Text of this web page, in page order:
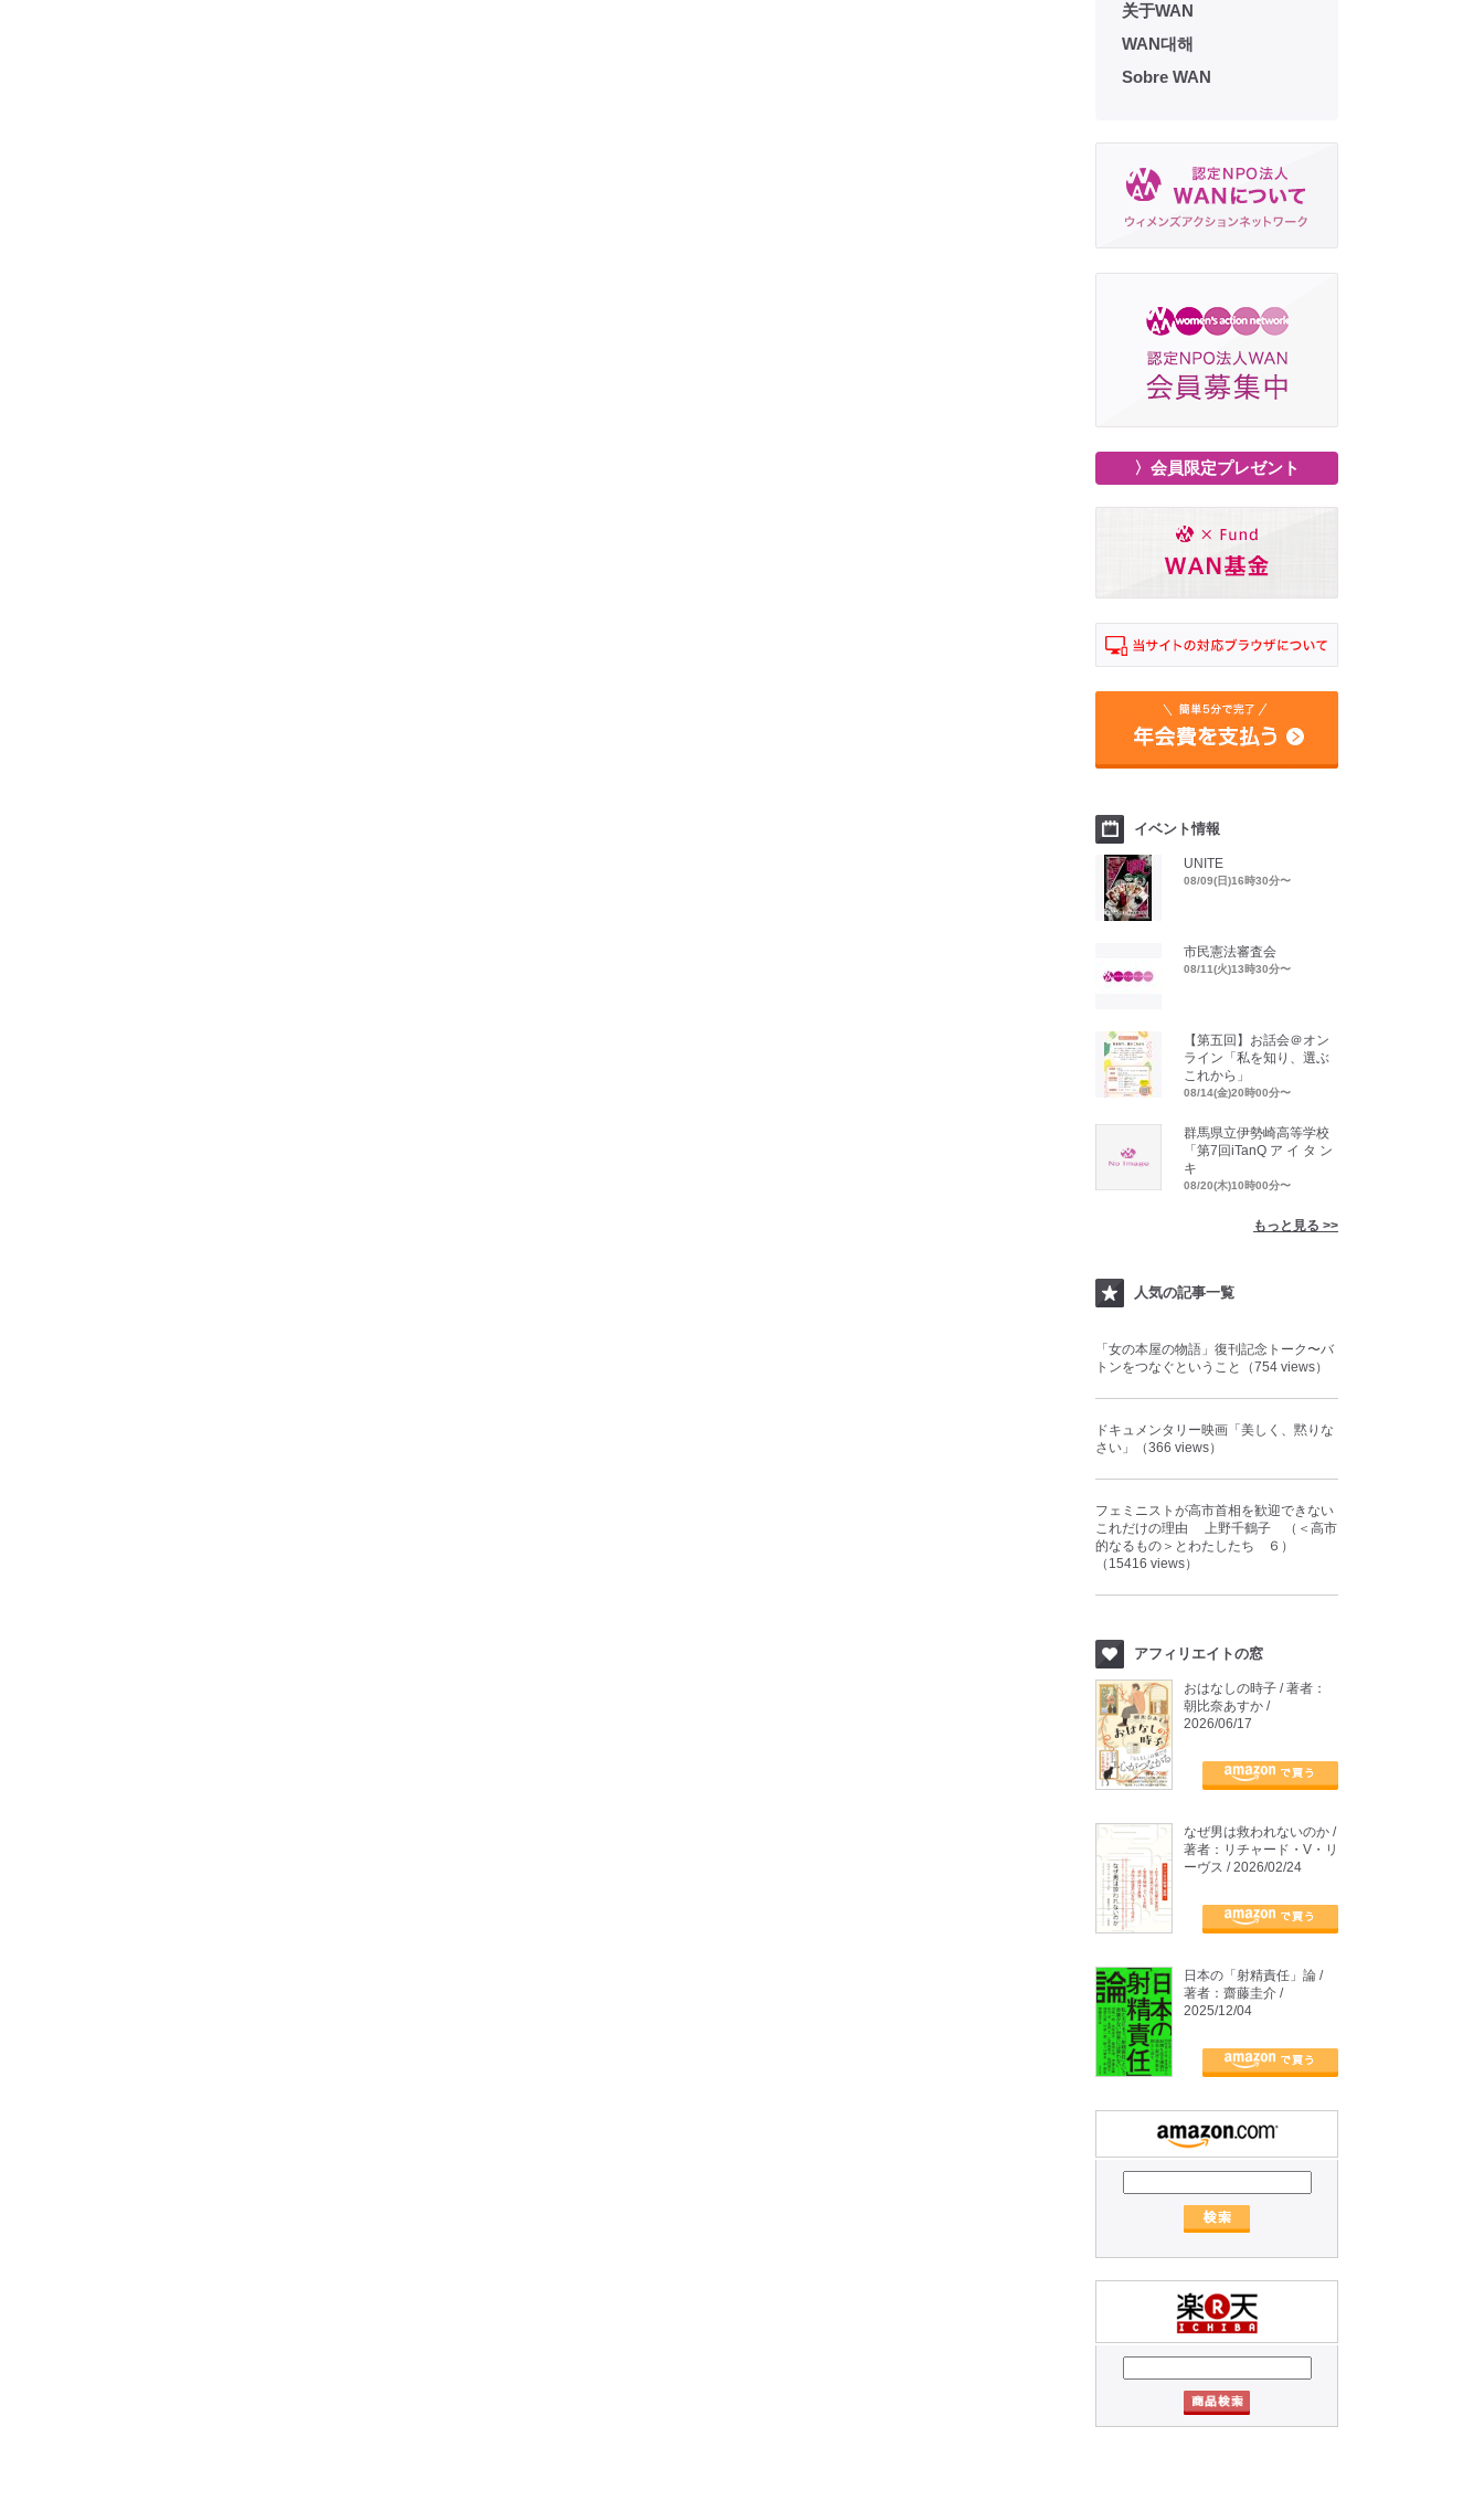
关于WAN
WAN대해
Sobre WAN
〉会員限定プレゼント
イベント情報
UNITE
08/09(日)16時30分〜
市民憲法審査会
08/11(火)13時30分〜
【第五回】お話会＠オン
ライン「私を知り、選ぶ
これから」
08/14(金)20時00分〜
群馬県立伊勢崎高等学校
「第7回iTanQ ア イ タ ン
キ
08/20(木)10時00分〜
もっと見る >>
人気の記事一覧
「女の本屋の物語」復刊記念トーク〜バ
トンをつなぐということ（754 views）
ドキュメンタリー映画「美しく、黙りな
さい」（366 views）
フェミニストが高市首相を歓迎できない
これだけの理由 上野千鶴子 （＜高市
的なるもの＞とわたしたち ６）
（15416 views）
アフィリエイトの窓
おはなしの時子 / 著者：
朝比奈あすか /
2026/06/17
なぜ男は救われないのか /
著者：リチャード・V・リ
ーヴス / 2026/02/24
日本の「射精責任」論 /
著者：齋藤圭介 /
2025/12/04